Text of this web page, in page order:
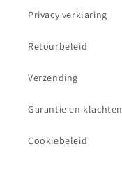
Privacy verklaring
Retourbeleid
Verzending
Garantie en klachten
Cookiebeleid